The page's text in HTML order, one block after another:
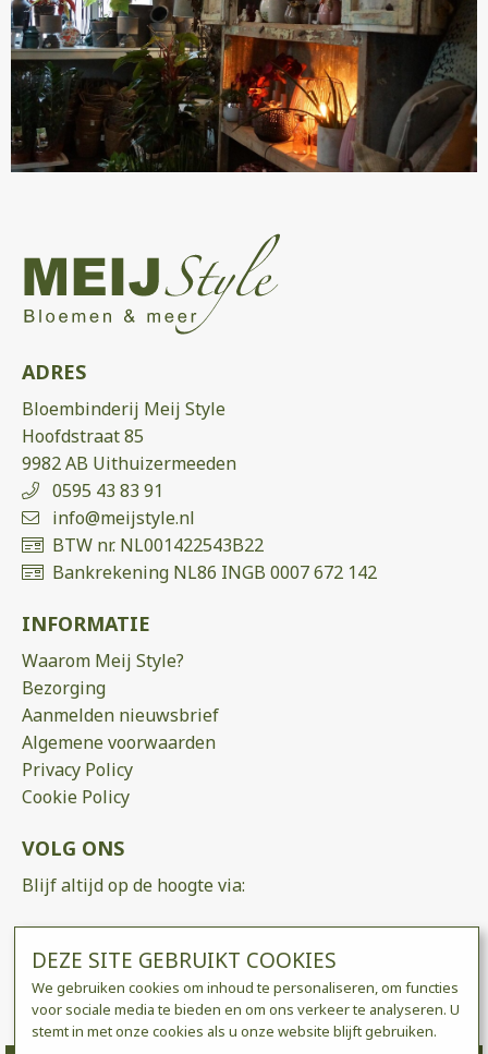
ADRES
Bloembinderij Meij Style
Hoofdstraat 85
9982 AB Uithuizermeeden
0595 43 83 91
info@meijstyle.nl
BTW nr. NL001422543B22
Bankrekening NL86 INGB 0007 672 142
INFORMATIE
Waarom Meij Style?
Bezorging
Aanmelden nieuwsbrief
Algemene voorwaarden
Privacy Policy
Cookie Policy
VOLG ONS
Blijf altijd op de hoogte via:
DEZE SITE GEBRUIKT COOKIES
We gebruiken cookies om inhoud te personaliseren, om functies
voor sociale media te bieden en om ons verkeer te analyseren. U
stemt in met onze cookies als u onze website blijft gebruiken.